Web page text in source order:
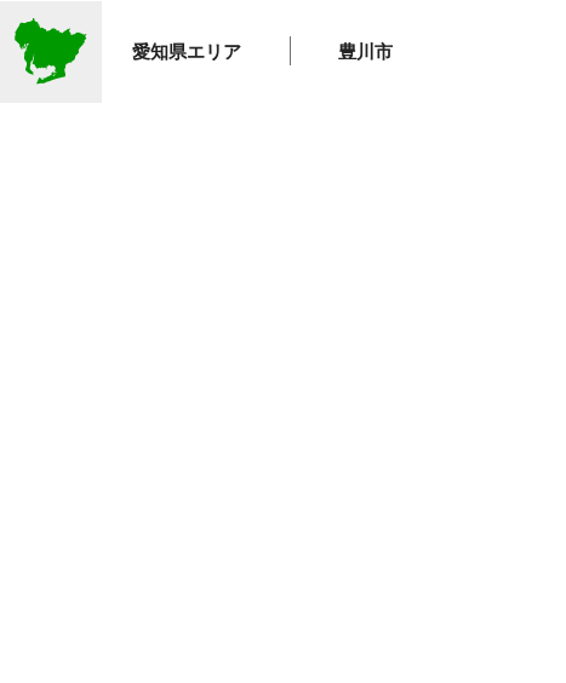
愛知県エリア 豊川市